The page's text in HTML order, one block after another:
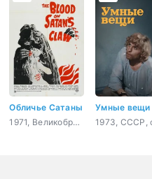
Обличье Сатаны
1971, Великобритания, ужасы
Умные вещи